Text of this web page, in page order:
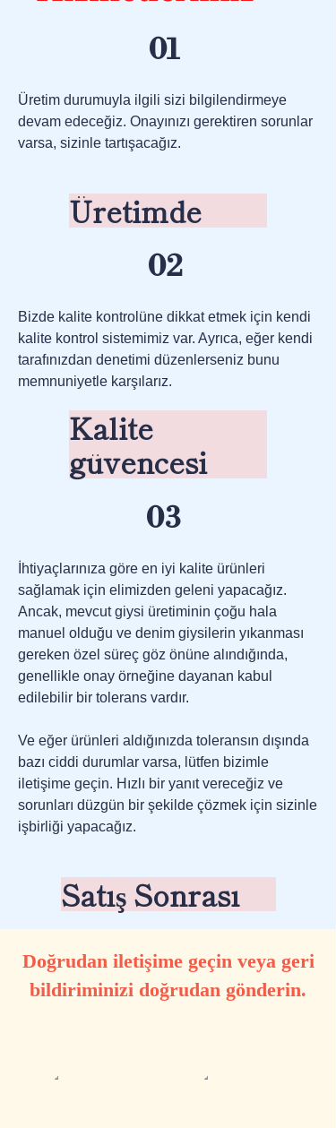
Üretimde
01
Üretim durumuyla ilgili sizi bilgilendirmeye
devam edeceğiz. Onayınızı gerektiren sorunlar
varsa, sizinle tartışacağız.
02
Kalite
güvencesi
Bizde kalite kontrolüne dikkat etmek için kendi
kalite kontrol sistemimiz var. Ayrıca, eğer kendi
tarafınızdan denetimi düzenlerseniz bunu
memnuniyetle karşılarız.
03
Satış Sonrası
İhtiyaçlarınıza göre en iyi kalite ürünleri
sağlamak için elimizden geleni yapacağız.
Ancak, mevcut giysi üretiminin çoğu hala
manuel olduğu ve denim giysilerin yıkanması
gereken özel süreç göz önüne alındığında,
genellikle onay örneğine dayanan kabul
edilebilir bir tolerans vardır.
Ve eğer ürünleri aldığınızda toleransın dışında
bazı ciddi durumlar varsa, lütfen bizimle
iletişime geçin. Hızlı bir yanıt vereceğiz ve
sorunları düzgün bir şekilde çözmek için sizinle
işbirliği yapacağız.
Doğrudan iletişime geçin veya geri
bildiriminizi doğrudan gönderin.